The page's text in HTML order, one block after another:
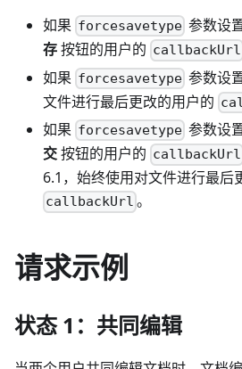
如果 forcesavetype 参数设
存按钮的用户的 callbackUrl
如果 forcesavetype 参数设
文件进行最后更改的用户的
如果 forcesavetype 参数设
交按钮的用户的 callbackUrl
6.1，始终使用对文件进行最后
callbackUrl 。
请求示例
状态 1：共同编辑